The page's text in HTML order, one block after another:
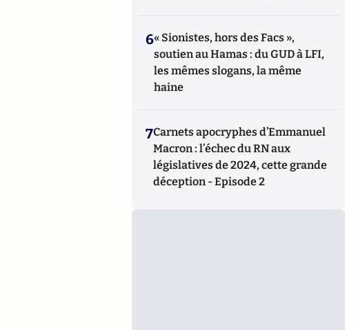
6« Sionistes, hors des Facs »,
soutien au Hamas : du GUD à LFI,
les mêmes slogans, la même
haine
7Carnets apocryphes d’Emmanuel
Macron : l’échec du RN aux
législatives de 2024, cette grande
déception - Episode 2